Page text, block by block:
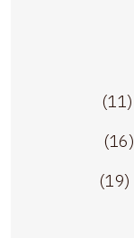
(11)
(16)
(19)